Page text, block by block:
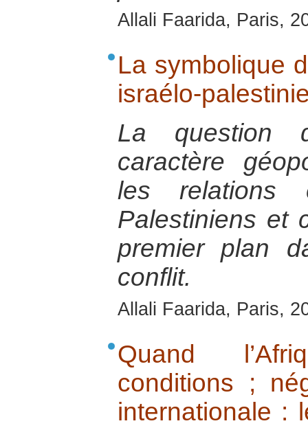
Allali Faarida, Paris,
La symbolique
israélo-
La question
caractère
les relations
Palestiniens et
premier plan
conflit.
Allali Faarida, Paris,
Quand
conditions ;
internationale :